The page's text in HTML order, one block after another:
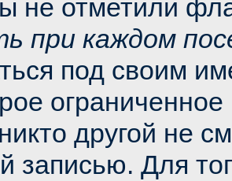
не отметили
при каждом
под своим
другой не
записью. Для